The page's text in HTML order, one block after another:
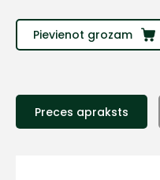
Pievienot grozam
Preces apraksts